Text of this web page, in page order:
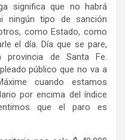
significa que no habrá
ningún tipo de sanción
como Estado, como
el día. Día que se pare,
de Santa Fe.
público que no va a
cuando estamos
por encima del índice
que el paro es